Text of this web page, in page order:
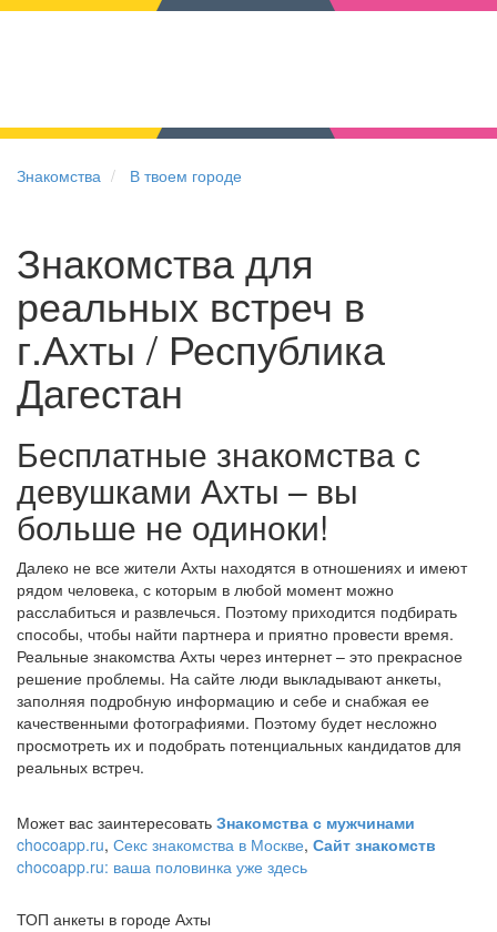
Знакомства В твоем городе
Знакомства для
реальных встреч в
г.Ахты / Республика
Дагестан
Бесплатные знакомства с
девушками Ахты – вы
больше не одиноки!
Далеко не все жители Ахты находятся в отношениях и имеют
рядом человека, с которым в любой момент можно
расслабиться и развлечься. Поэтому приходится подбирать
способы, чтобы найти партнера и приятно провести время.
Реальные знакомства Ахты через интернет – это прекрасное
решение проблемы. На сайте люди выкладывают анкеты,
заполняя подробную информацию и себе и снабжая ее
качественными фотографиями. Поэтому будет несложно
просмотреть их и подобрать потенциальных кандидатов для
реальных встреч.
Может вас заинтересовать Знакомства с мужчинами
chocoapp.ru, Секс знакомства в Москве, Сайт знакомств
chocoapp.ru: ваша половинка уже здесь
ТОП анкеты в городе Ахты